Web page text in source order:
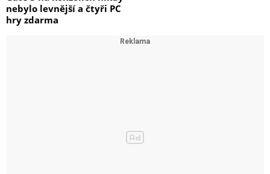
nebylo levnější a čtyři PC
hry zdarma